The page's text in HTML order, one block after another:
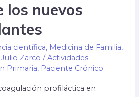
los nuevos
científica, Medicina de Familia,
Julio Zarco /Actividades
Primaria, Paciente Crónico
profiláctica en